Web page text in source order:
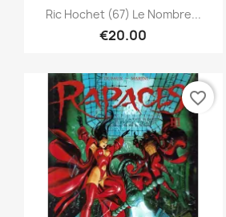
Quick view
Ric Hochet (67) Le Nombre...
€20.00
favorite_border